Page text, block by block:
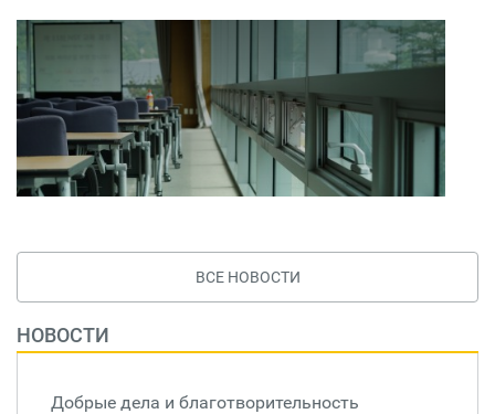
ВСЕ НОВОСТИ
НОВОСТИ
Добрые дела и благотворительность